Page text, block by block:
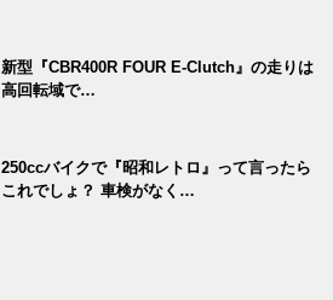
新型『CBR400R FOUR E-Clutch』の走りは
高回転域で…
250ccバイクで『昭和レトロ』って言ったら
これでしょ？ 車検がなく…